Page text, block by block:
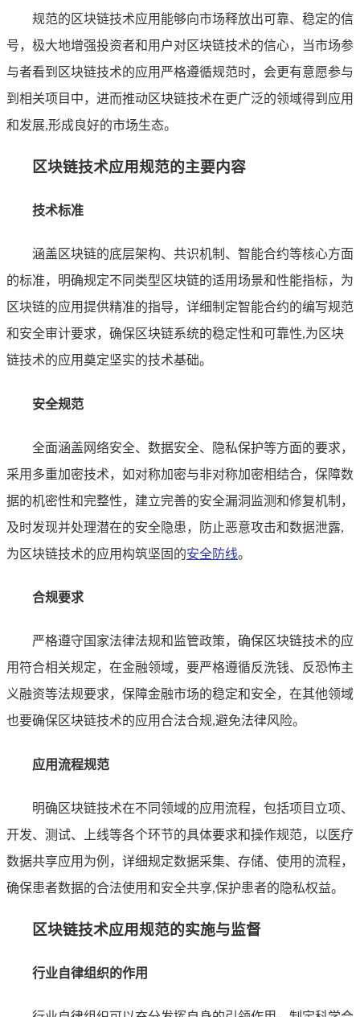
规范的区块链技术应用能够向市场释放出可靠、稳定的信
号，极大地增强投资者和用户对区块链技术的信心，当市场参
与者看到区块链技术的应用严格遵循规范时，会更有意愿参与
到相关项目中，进而推动区块链技术在更广泛的领域得到应用
和发展,形成良好的市场生态。
区块链技术应用规范的主要内容
技术标准
涵盖区块链的底层架构、共识机制、智能合约等核心方面
的标准，明确规定不同类型区块链的适用场景和性能指标，为
区块链的应用提供精准的指导，详细制定智能合约的编写规范
和安全审计要求，确保区块链系统的稳定性和可靠性,为区块
链技术的应用奠定坚实的技术基础。
安全规范
全面涵盖网络安全、数据安全、隐私保护等方面的要求，
采用多重加密技术，如对称加密与非对称加密相结合，保障数
据的机密性和完整性，建立完善的安全漏洞监测和修复机制，
及时发现并处理潜在的安全隐患，防止恶意攻击和数据泄露,
为区块链技术的应用构筑坚固的安全防线。
合规要求
严格遵守国家法律法规和监管政策，确保区块链技术的应
用符合相关规定，在金融领域，要严格遵循反洗钱、反恐怖主
义融资等法规要求，保障金融市场的稳定和安全，在其他领域
也要确保区块链技术的应用合法合规,避免法律风险。
应用流程规范
明确区块链技术在不同领域的应用流程，包括项目立项、
开发、测试、上线等各个环节的具体要求和操作规范，以医疗
数据共享应用为例，详细规定数据采集、存储、使用的流程，
确保患者数据的合法使用和安全共享,保护患者的隐私权益。
区块链技术应用规范的实施与监督
行业自律组织的作用